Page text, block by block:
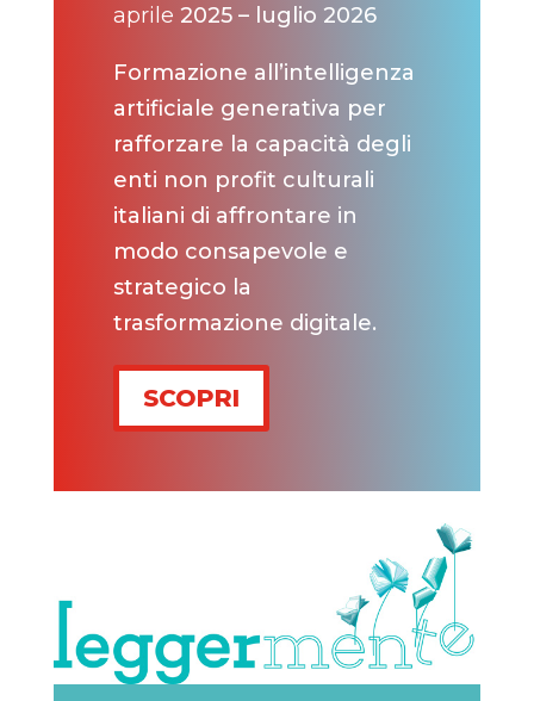
aprile 2025 – luglio 2026
Formazione all’intelligenza
artificiale generativa per
rafforzare la capacità degli
enti non profit culturali
italiani di affrontare in
modo consapevole e
strategico la
trasformazione digitale.
SCOPRI